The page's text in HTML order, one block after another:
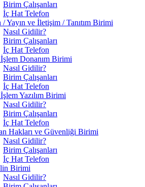
Birim Çalışanları
İç Hat Telefon
/ Yayın ve İletişim / Tanıtım Birimi
Nasıl Gidilir?
Birim Çalışanları
İç Hat Telefon
Donanım Birimi
Nasıl Gidilir?
Birim Çalışanları
İç Hat Telefon
Yazılım Birimi
Nasıl Gidilir?
Birim Çalışanları
İç Hat Telefon
Hakları ve Güvenliği Birimi
Nasıl Gidilir?
Birim Çalışanları
İç Hat Telefon
Birimi
Nasıl Gidilir?